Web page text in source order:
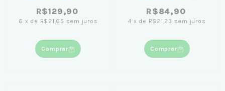
R$129,90
6 x de R$21,65 sem juros
Comprar
R$84,90
4 x de R$21,23 sem juros
Comprar